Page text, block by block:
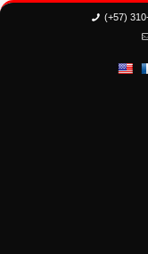
(+57)